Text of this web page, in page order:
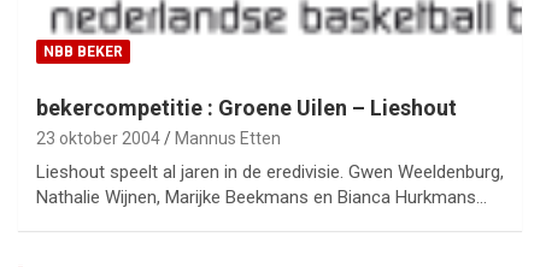
NBB BEKER
bekercompetitie : Groene Uilen – Lieshout
23 oktober 2004 Mannus Etten
Lieshout speelt al jaren in de eredivisie. Gwen Weeldenburg,
Nathalie Wijnen, Marijke Beekmans en Bianca Hurkmans…